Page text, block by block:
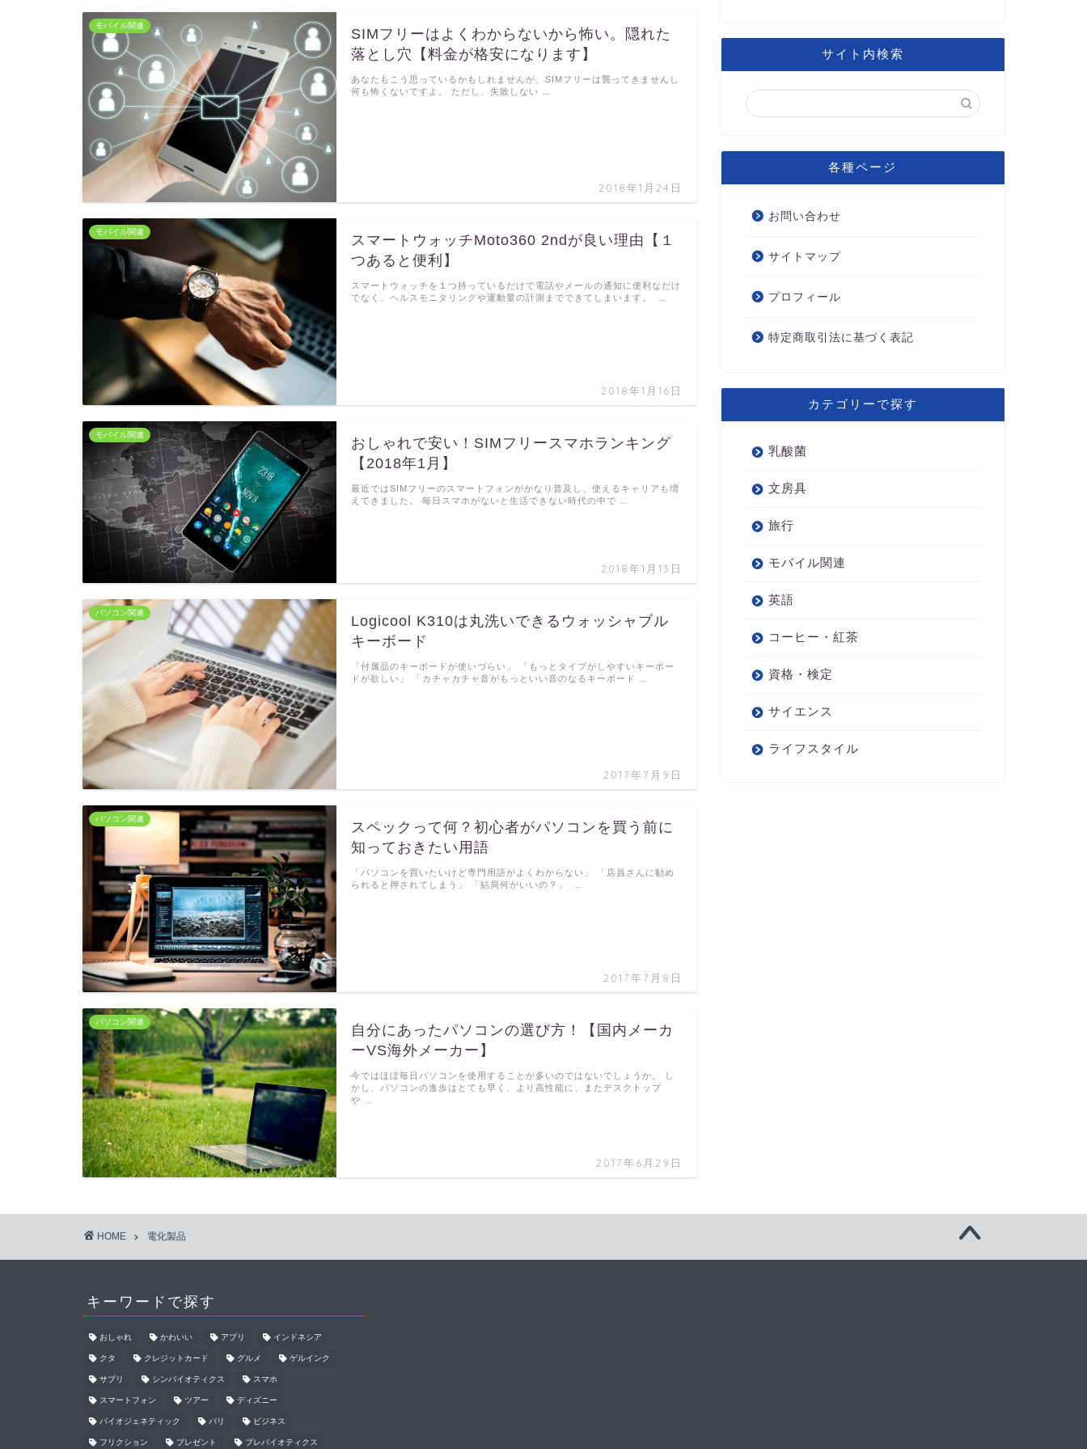
モバイル関連
SIMフリーはよくわからないから怖い。隠れた
落とし穴【料金が格安になります】
2018年1月24日
あなたもこう思っているかもしれませんが、SIMフリーは襲ってきませんし
何も怖くないですよ。 ただし、失敗しない …
モバイル関連
スマートウォッチMoto360 2ndが良い理由【１
つあると便利】
2018年1月16日
スマートウォッチを１つ持っているだけで電話やメールの通知に便利なだけ
でなく、ヘルスモニタリングや運動量の計測までできてしまいます。 …
モバイル関連
おしゃれで安い！SIMフリースマホランキング
【2018年1月】
2018年1月13日
最近ではSIMフリーのスマートフォンがかなり普及し、使えるキャリアも増
えてきました。 毎日スマホがないと生活できない時代の中で …
パソコン関連
Logicool K310は丸洗いできるウォッシャブル
キーボード
2017年7月9日
「付属品のキーボードが使いづらい」 「もっとタイプがしやすいキーボー
ドが欲しい」 「カチャカチャ音がもっといい音のなるキーボード …
パソコン関連
スペックって何？初心者がパソコンを買う前に
知っておきたい用語
2017年7月8日
「パソコンを買いたいけど専門用語がよくわからない」 「店員さんに勧め
られると押されてしまう」 「結局何がいいの？」 …
パソコン関連
自分にあったパソコンの選び方！【国内メーカ
ーVS海外メーカー】
2017年6月29日
今ではほぼ毎日パソコンを使用することが多いのではないでしょうか。 し
かし、パソコンの進歩はとても早く、より高性能に、またデスクトップ
や …
サイト内検索
各種ページ
お問い合わせ
サイトマップ
プロフィール
特定商取引法に基づく表記
カテゴリーで探す
乳酸菌
文房具
旅行
モバイル関連
英語
コーヒー・紅茶
資格・検定
サイエンス
ライフスタイル
HOME 電化製品
キーワードで探す
おしゃれ かわいい アプリ インドネシア
クタ クレジットカード グルメ ゲルインク
サプリ シンバイオティクス スマホ
スマートフォン ツアー ディズニー
バイオジェネティック バリ ビジネス
フリクション プレゼント プレバイオティクス